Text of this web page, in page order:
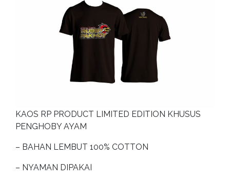
KAOS RP PRODUCT LIMITED EDITION KHUSUS
PENGHOBY AYAM
– BAHAN LEMBUT 100% COTTON
– NYAMAN DIPAKAI